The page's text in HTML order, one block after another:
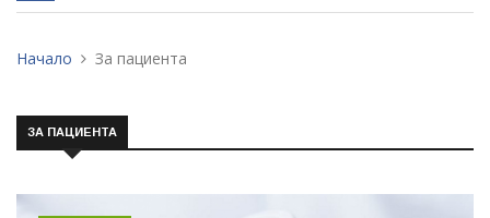
Начало За пациента
ЗА ПАЦИЕНТА